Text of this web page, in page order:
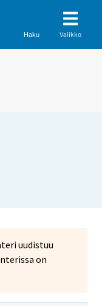
Haku Valikko
uudistuu
on